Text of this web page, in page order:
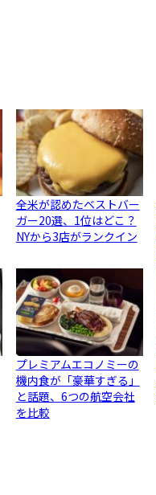
全米が認めたベストバー
ガー20選、1位はどこ？
NYから3店がランクイン
プレミアムエコノミーの
機内食が「豪華すぎる」
と話題、6つの航空会社
を比較